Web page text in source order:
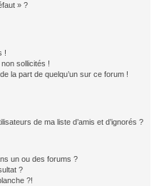
» ?
!
sollicités !
la part de quelqu’un sur ce forum !
de ma liste d’amis et d’ignorés ?
un ou des forums ?
?
?!